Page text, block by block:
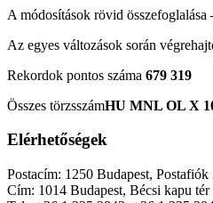
A módosítások rövid összefoglalása
Az egyes változások során
Rekordok pontos száma 679 319
Összes törzsszámHU MNL OL X
Elérhetőségek
Postacím: 1250 Budapest, Postafiók
Cím: 1014 Budapest, Bécsi kapu tér